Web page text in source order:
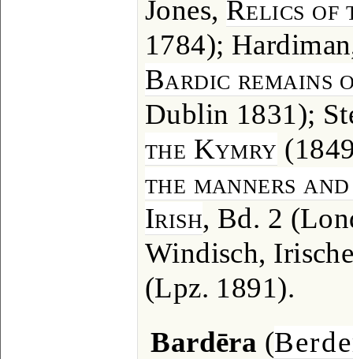
Jones, Relics of
1784);
Bardic remains
Dublin 1831);
the Kymry
the manners
Irish, Bd. 2
Windisch,
(Lpz. 1891).
Bardēra (